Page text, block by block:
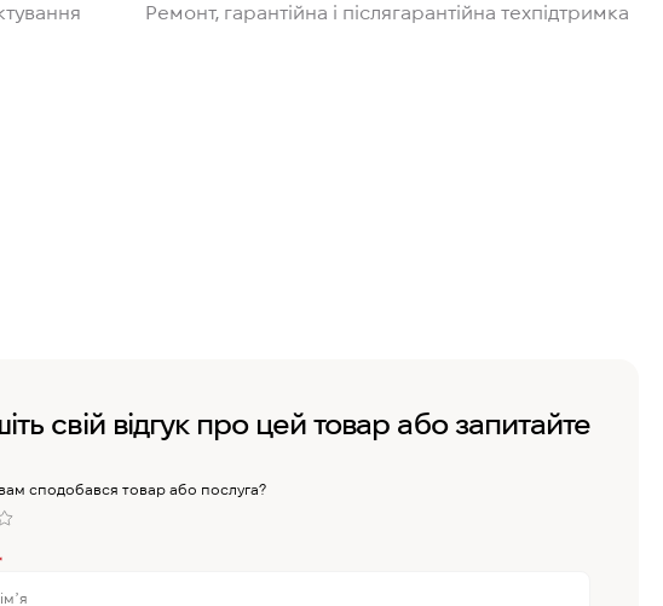
Ремонт, гарантійна і післягарантійна техпідтримка
свій відгук про цей товар або запитайте
вам сподобався товар або послуга?